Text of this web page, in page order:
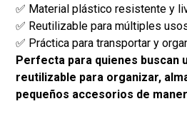
✅ Material plástico resistente y
✅ Reutilizable para múltiples
✅ Práctica para transportar y
Perfecta para quienes buscan
reutilizable para organizar,
pequeños accesorios de